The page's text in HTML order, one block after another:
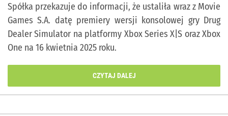
Spółka przekazuje do informacji, że ustaliła wraz z Movie
Games S.A. datę premiery wersji konsolowej gry Drug
Dealer Simulator na platformy Xbox Series X|S oraz Xbox
One na 16 kwietnia 2025 roku.
CZYTAJ DALEJ